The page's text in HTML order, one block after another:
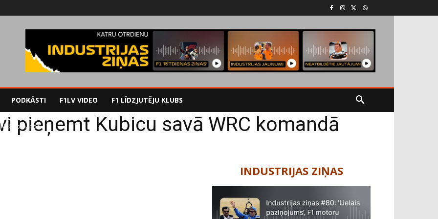
PODKĀSTI F1LV VIDEO F1 LĪDZJUTĒJU KLUBS
komandā
pieņemt Kubicu savā WRC komandā
INDUSTRIJAS ZIŅAS